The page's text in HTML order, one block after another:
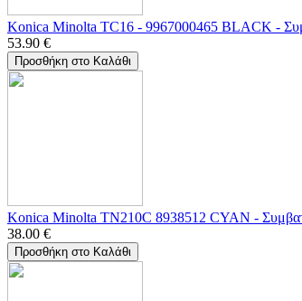
Konica Minolta TC16 - 9967000465 BLACK -
53.90 €
Προσθήκη στο Καλάθι
Konica Minolta TN210C 8938512 CYAN -
38.00 €
Προσθήκη στο Καλάθι